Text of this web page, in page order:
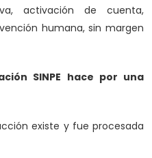
activación de cuenta,
humana, sin margen
SINPE hace por una
existe y fue procesada